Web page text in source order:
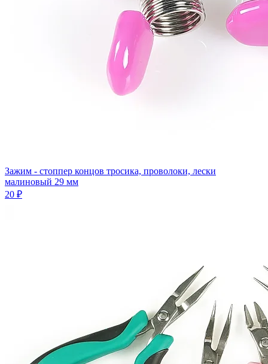
Зажим - стоппер концов тросика, проволоки, лески
малиновый 29 мм
20 ₽